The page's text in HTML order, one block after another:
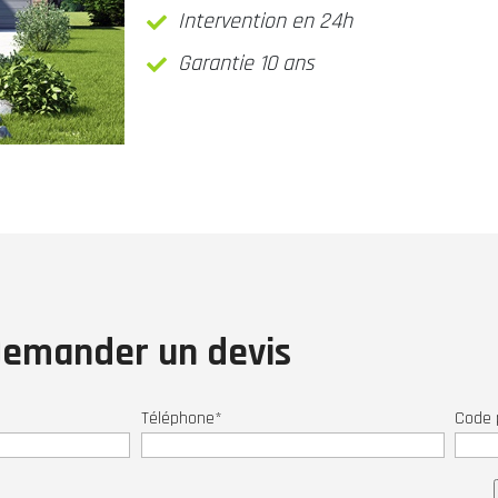
Intervention en 24h
Garantie 10 ans
un devis
Téléphone*